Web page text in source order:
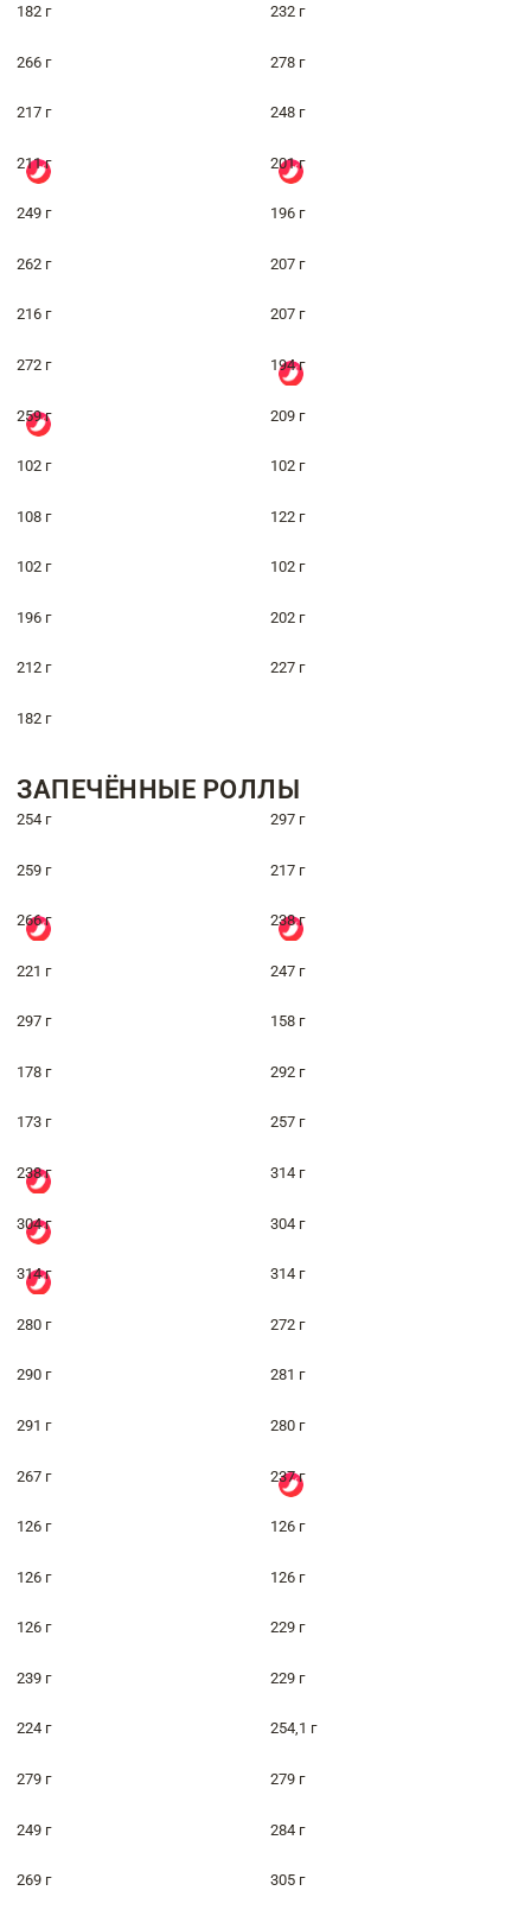
182 г 232 г
266 г 278 г
217 г 248 г
211 г 201 г
249 г 196 г
262 г 207 г
216 г 207 г
272 г 194 г
259 г 209 г
102 г 102 г
108 г 122 г
102 г 102 г
196 г 202 г
212 г 227 г
182 г
ЗАПЕЧЁННЫЕ РОЛЛЫ
254 г 297 г
259 г 217 г
266 г 238 г
221 г 247 г
297 г 158 г
178 г 292 г
173 г 257 г
238 г 314 г
304 г 304 г
314 г 314 г
280 г 272 г
290 г 281 г
291 г 280 г
267 г 237 г
126 г 126 г
126 г 126 г
126 г 229 г
239 г 229 г
224 г 254,1 г
279 г 279 г
249 г 284 г
269 г 305 г